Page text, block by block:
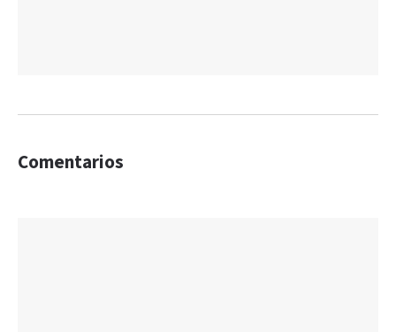
Comentarios